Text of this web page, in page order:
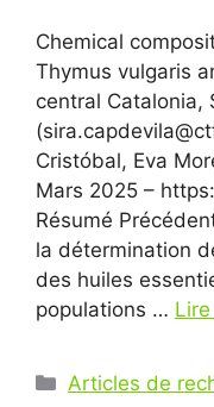
Chemical
Thymus vulgaris
central Catalonia,
Cristóbal, Eva
Mars 2025 –
Résumé
la détermination
des huiles
populations …
Catégories
Articles de